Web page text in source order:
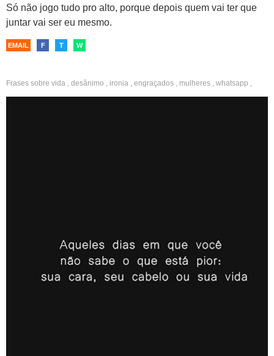
Só não jogo tudo pro alto, porque depois quem vai ter que
juntar vai ser eu mesmo.
EMAIL F T W
Frases sobre vida , desânimo , ironia , engraçados , mulheres , whatsapp ,